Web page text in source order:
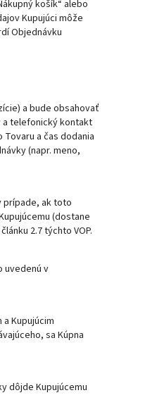
košík“ alebo
Kupujúci môže
Objednávku
a bude obsahovať
a telefonický kontakt
a čas dodania
(napr. meno,
prípade, ak toto
(dostane
2.7 týchto VOP.
uvedenú v
Kupujúcim
sa Kúpna
dôjde Kupujúcemu